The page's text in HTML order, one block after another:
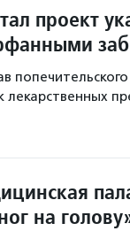
проект
лекарственных
на